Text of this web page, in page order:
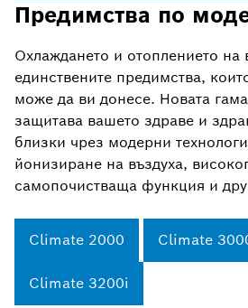
Предимства по
Охлаждането и отоплението на
единствените предимства,
може да ви донесе. Новата
защитава вашето здраве и
близки чрез модерни
йонизиране на въздуха,
самопочистваща функция и
Climate 2000 Climate
Climate 3200i